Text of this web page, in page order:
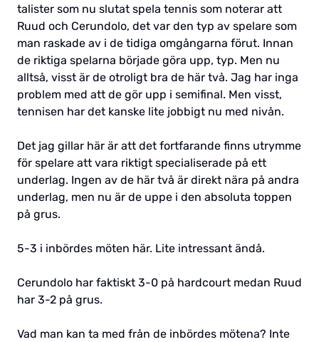
talister som nu slutat spela tennis som noterar att
Ruud och Cerundolo, det var den typ av spelare som
man raskade av i de tidiga omgångarna förut. Innan
de riktiga spelarna började göra upp, typ. Men nu
alltså, visst är de otroligt bra de här två. Jag har inga
problem med att de gör upp i semifinal. Men visst,
tennisen har det kanske lite jobbigt nu med nivån.
Det jag gillar här är att det fortfarande finns utrymme
för spelare att vara riktigt specialiserade på ett
underlag. Ingen av de här två är direkt nära på andra
underlag, men nu är de uppe i den absoluta toppen
på grus.
5-3 i inbördes möten här. Lite intressant ändå.
Cerundolo har faktiskt 3-0 på hardcourt medan Ruud
har 3-2 på grus.
Vad man kan ta med från de inbördes mötena? Inte